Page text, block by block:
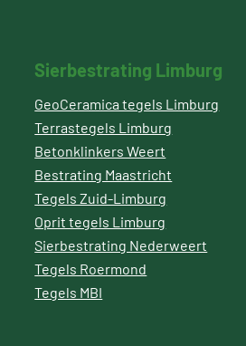
Sierbestrating Limburg
GeoCeramica tegels Limburg
Terrastegels Limburg
Betonklinkers Weert
Bestrating Maastricht
Tegels Zuid-Limburg
Oprit tegels Limburg
Sierbestrating Nederweert
Tegels Roermond
Tegels MBI